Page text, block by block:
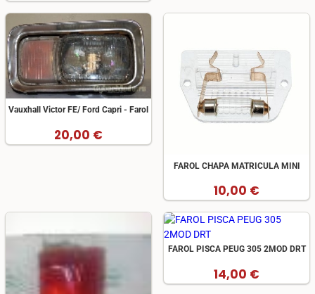
Vauxhall Victor FE/ Ford Capri - Farol
20,00 €
FAROL CHAPA MATRICULA MINI
10,00 €
FAROL PISCA PEUG 305 2MOD DRT
14,00 €